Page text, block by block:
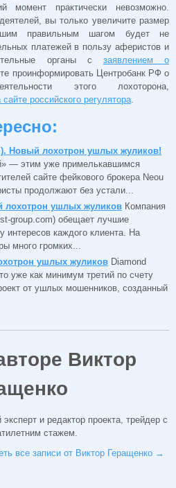
момент практически невозможно.
вы только увеличите размер
правильным шагом будет не
платежей в пользу аферистов и
органы с заявлением о
проинформировать Центробанк РФ о
этого лохоторона,
российского регулятора
Новый лохотрон ушлых жуликов!
— этим уже примелькавшимся
сайте фейкового брокера Neou
продолжают без устали...
лохотрон ушлых жуликов Компания
group.com) обещает лучшие
интересов каждого клиента. На
много громких...
ушлых жуликов Diamond
уже как минимум третий по счету
от ушлых мошенников, созданный
Виктор
и редактор проекта, трейдер с
стажем.
все записи от Виктор Геращенко →